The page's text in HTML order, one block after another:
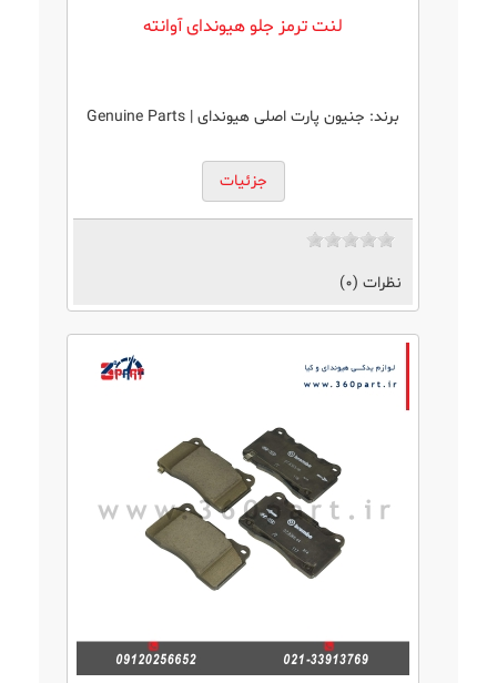
لنت ترمز جلو هیوندای آوانته
برند: جنیون پارت اصلی هیوندای | Genuine Parts
جزئیات
نظرات (0)